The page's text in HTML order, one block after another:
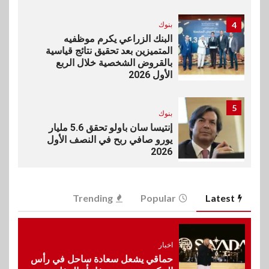
4 بنوك
البنك الزراعي يكرم موظفيه
المتميزين بعد تحقيق نتائج قياسية
بالقروض الشخصية خلال الربع
الأول 2026
5
بنوك
إنتيسا سان باولو تحقق 5.6 مليار
يورو صافي ربح في النصف الأول
2026
غرفة القاهرة تنظم ندوة إلكترونية
لدعم الصادرات وتحقيق
7
Latest
Popular
Trending
اخبار
حماقي يشعل سعادة ساحل في رأس